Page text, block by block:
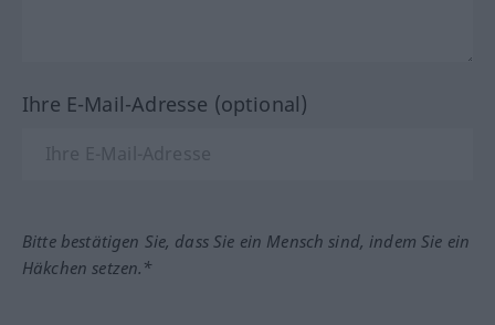
Ihre E-Mail-Adresse (optional)
Bitte bestätigen Sie, dass Sie ein Mensch sind, indem Sie ein
Häkchen setzen.*